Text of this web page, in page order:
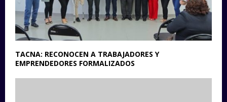
TACNA: RECONOCEN A TRABAJADORES Y
EMPRENDEDORES FORMALIZADOS